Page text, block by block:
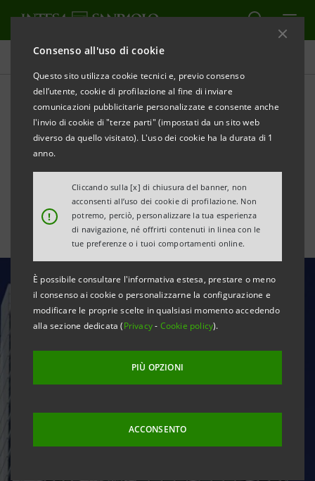
Consenso all'uso di cookie
Questo sito utilizza cookie tecnici e, previo consenso
dell’utente, cookie di profilazione al fine di inviare
comunicazioni pubblicitarie personalizzate e consente anche
l'invio di cookie di "terze parti" (impostati da un sito web
diverso da quello visitato). L'uso dei cookie ha la durata di 1
anno.
!
Cliccando sulla [x] di chiusura del banner, non
acconsenti all’uso dei cookie di profilazione. Non
potremo, perciò, personalizzare la tua esperienza
di navigazione, né offrirti contenuti in linea con le
tue preferenze o i tuoi comportamenti online.
È possibile consultare l'informativa estesa, prestare o meno
il consenso ai cookie o personalizzarne la configurazione e
modificare le proprie scelte in qualsiasi momento accedendo
alla sezione dedicata (Privacy- Cookie policy).
PIÙ OPZIONI
ACCONSENTO
Tutte le news
Global Finance Awards:
Intesa Sanpaolo è Best
Bank in Italy